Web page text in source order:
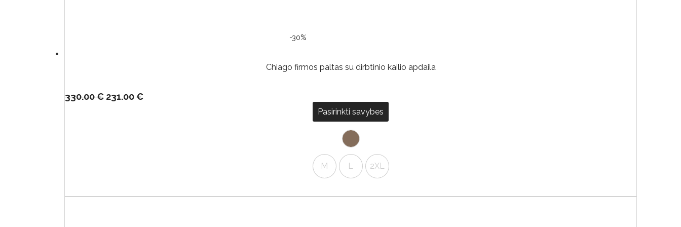
-30%
Chiago firmos paltas su dirbtinio kailio apdaila
330.00€ 231.00€
Pasirinkti savybes
M L 2XL